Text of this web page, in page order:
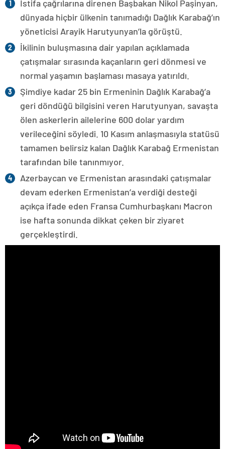
İstifa çağrılarına direnen Başbakan Nikol Paşinyan,
dünyada hiçbir ülkenin tanımadığı Dağlık Karabağ’ın
yöneticisi Arayik Harutyunyan’la görüştü.
İkilinin buluşmasına dair yapılan açıklamada
çatışmalar sırasında kaçanların geri dönmesi ve
normal yaşamın başlaması masaya yatırıldı.
Şimdiye kadar 25 bin Ermeninin Dağlık Karabağ’a
geri döndüğü bilgisini veren Harutyunyan, savaşta
ölen askerlerin ailelerine 600 dolar yardım
verileceğini söyledi. 10 Kasım anlaşmasıyla statüsü
tamamen belirsiz kalan Dağlık Karabağ Ermenistan
tarafından bile tanınmıyor.
Azerbaycan ve Ermenistan arasındaki çatışmalar
devam ederken Ermenistan’a verdiği desteği
açıkça ifade eden Fransa Cumhurbaşkanı Macron
ise hafta sonunda dikkat çeken bir ziyaret
gerçekleştirdi.